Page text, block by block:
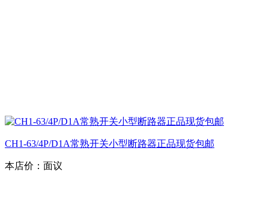
CH1-63/4P/D1A常熟开关小型断路器正品现货包邮
本店价： 面议